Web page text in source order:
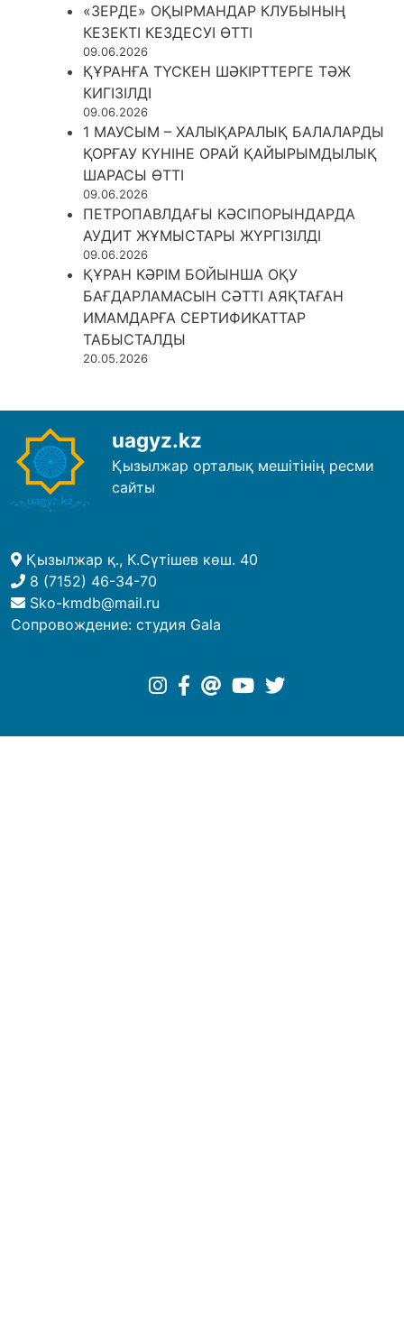
«ЗЕРДЕ» ОҚЫРМАНДАР КЛУБЫНЫҢ
КЕЗЕКТІ КЕЗДЕСУІ ӨТТІ
09.06.2026
ҚҰРАНҒА ТҮСКЕН ШӘКІРТТЕРГЕ ТӘЖ
КИГІЗІЛДІ
09.06.2026
1 МАУСЫМ – ХАЛЫҚАРАЛЫҚ БАЛАЛАРДЫ
ҚОРҒАУ КҮНІНЕ ОРАЙ ҚАЙЫРЫМДЫЛЫҚ
ШАРАСЫ ӨТТІ
09.06.2026
ПЕТРОПАВЛДАҒЫ КӘСІПОРЫНДАРДА
АУДИТ ЖҰМЫСТАРЫ ЖҮРГІЗІЛДІ
09.06.2026
ҚҰРАН КӘРІМ БОЙЫНША ОҚУ
БАҒДАРЛАМАСЫН СӘТТІ АЯҚТАҒАН
ИМАМДАРҒА СЕРТИФИКАТТАР
ТАБЫСТАЛДЫ
20.05.2026
uagyz.kz
Қызылжар орталық мешітінің ресми
сайты
Қызылжар қ., К.Сүтішев көш. 40
8 (7152) 46-34-70
Sko-kmdb@mail.ru
Сопровождение: студия Gala